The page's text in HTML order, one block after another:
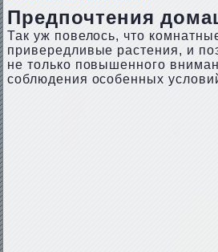
Предпочтения
Так уж повелось, что
привередливые растения, и
не только повышенного
соблюдения особенных